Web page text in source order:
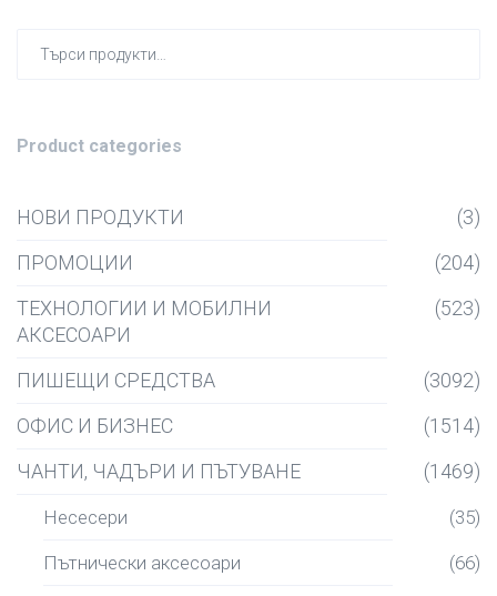
Product categories
НОВИ ПРОДУКТИ
(3)
ПРОМОЦИИ
(204)
ТЕХНОЛОГИИ И МОБИЛНИ
АКСЕСОАРИ
(523)
ПИШЕЩИ СРЕДСТВА
(3092)
ОФИС И БИЗНЕС
(1514)
ЧАНТИ, ЧАДЪРИ И ПЪТУВАНЕ
(1469)
Несесери (35)
Пътнически аксесоари (66)